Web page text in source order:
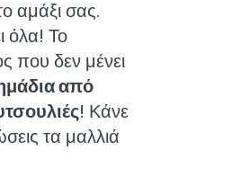
αμάξι σας.
όλα! Το
που δεν μένει
από
! Κάνε
τα μαλλιά